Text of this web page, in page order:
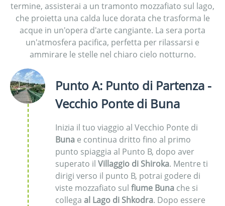
termine, assisterai a un tramonto mozzafiato sul lago,
che proietta una calda luce dorata che trasforma le
acque in un'opera d'arte cangiante. La sera porta
un'atmosfera pacifica, perfetta per rilassarsi e
ammirare le stelle nel chiaro cielo notturno.
Punto A: Punto di Partenza -
Vecchio Ponte di Buna
Inizia il tuo viaggio al Vecchio Ponte di
Buna e continua dritto fino al primo
punto spiaggia al Punto B, dopo aver
superato il Villaggio di Shiroka. Mentre ti
dirigi verso il punto B, potrai godere di
viste mozzafiato sul fiume Buna che si
collega al Lago di Shkodra. Dopo essere